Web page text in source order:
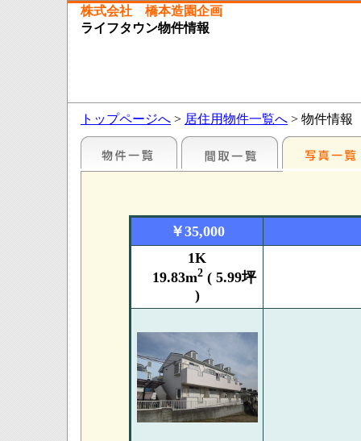
株式会社 橋本造園企画
ライフタウン物件情報
トップページへ > 居住用物件一覧へ > 物件情報
￥35,000
1K
19.83m2 ( 5.99坪
)